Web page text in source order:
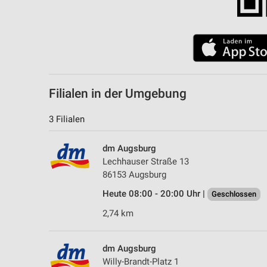
Filialen in der Umgebung
3 Filialen
dm Augsburg
Lechhauser Straße 13
86153 Augsburg
Heute 08:00 - 20:00 Uhr |
Geschlossen
2,74 km
dm Augsburg
Willy-Brandt-Platz 1